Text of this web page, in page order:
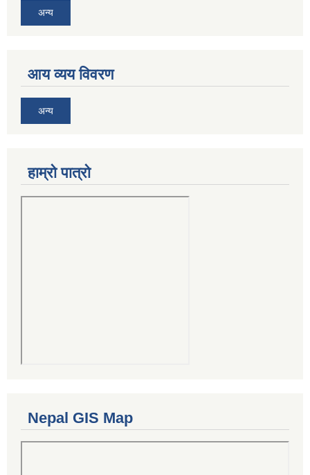
अन्य
आय व्यय विवरण
अन्य
हाम्रो पात्रो
Nepal GIS Map